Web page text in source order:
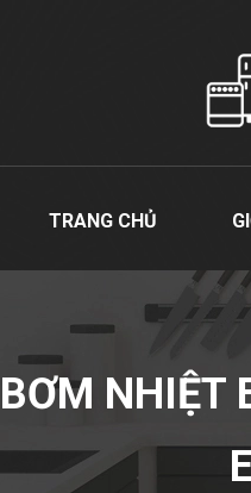
TRANG CHỦ
NHIỆT